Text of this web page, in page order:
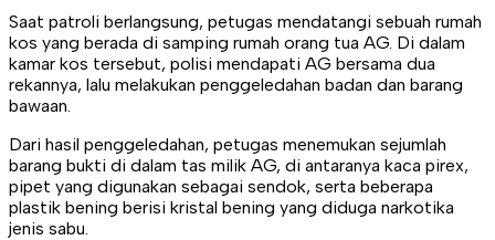
Saat patroli berlangsung, petugas mendatangi sebuah rumah
kos yang berada di samping rumah orang tua AG. Di dalam
kamar kos tersebut, polisi mendapati AG bersama dua
rekannya, lalu melakukan penggeledahan badan dan barang
bawaan.
Dari hasil penggeledahan, petugas menemukan sejumlah
barang bukti di dalam tas milik AG, di antaranya kaca pirex,
pipet yang digunakan sebagai sendok, serta beberapa
plastik bening berisi kristal bening yang diduga narkotika
jenis sabu.